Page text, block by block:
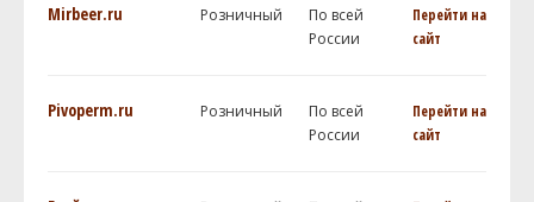
Mirbeer.ru Розничный
По всей
России
Перейти на
сайт
Pivoperm.ru Розничный
По всей
России
Перейти на
сайт